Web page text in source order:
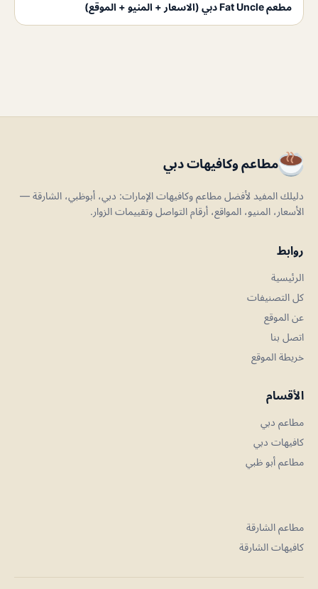
مطعم Fat Uncle دبي (الاسعار + المنيو + الموقع)
مطاعم وكافيهات دبي
دليلك المفيد لأفضل مطاعم وكافيهات الإمارات: دبي، أبوظبي، الشارقة —
الأسعار، المنيو، المواقع، أرقام التواصل وتقييمات الزوار.
روابط
الرئيسية
كل التصنيفات
عن الموقع
اتصل بنا
خريطة الموقع
الأقسام
مطاعم دبي
كافيهات دبي
مطاعم أبو ظبي
مطاعم الشارقة
كافيهات الشارقة